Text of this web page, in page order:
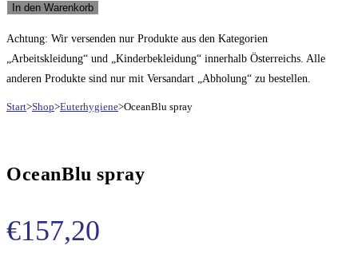
spray
In den Warenkorb
Achtung: Wir versenden nur Produkte aus den Kategorien
„Arbeitskleidung“ und „Kinderbekleidung“ innerhalb Österreichs. Alle
anderen Produkte sind nur mit Versandart „Abholung“ zu bestellen.
Start>Shop>Euterhygiene>OceanBlu spray
OceanBlu spray
€157,20